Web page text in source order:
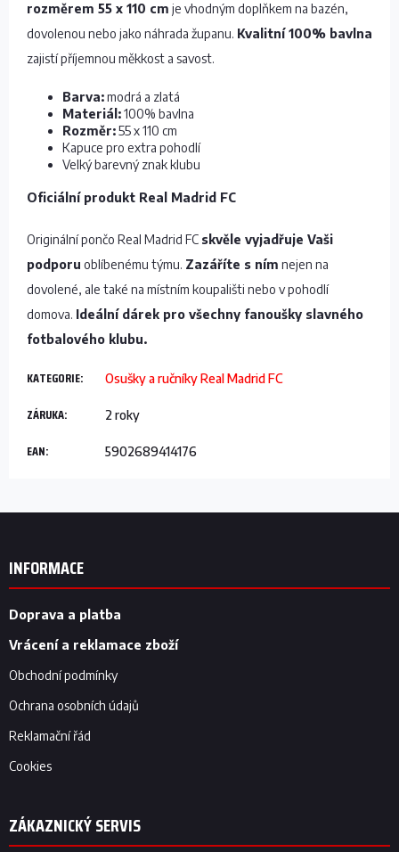
rozměrem 55 x 110 cm je vhodným doplňkem na bazén,
dovolenou nebo jako náhrada županu. Kvalitní 100% bavlna
zajistí příjemnou měkkost a savost.
Barva:modrá a zlatá
Materiál:100% bavlna
Rozměr:55 x 110 cm
Kapuce pro extra pohodlí
Velký barevný znak klubu
Oficiální produkt Real Madrid FC
Originální pončo Real Madrid FC skvěle vyjadřuje Vaši
podporu oblíbenému týmu. Zazáříte s ním nejen na
dovolené, ale také na místním koupališti nebo v pohodlí
domova. Ideální dárek pro všechny fanoušky slavného
fotbalového klubu.
KATEGORIE: Osušky a ručníky Real Madrid FC
ZÁRUKA: 2 roky
EAN: 5902689414176
Z
INFORMACE
Doprava a platba
Vrácení a reklamace zboží
Obchodní podmínky
Ochrana osobních údajů
Reklamační řád
Cookies